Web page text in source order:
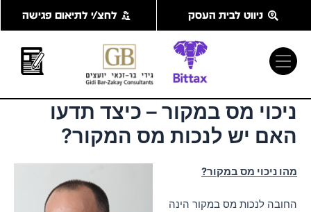
ניווט לבית העסק לחצ/י לתיאום פגישה
ניכוי מס במקור – כיצד תדעו
האם יש לנכות מס המקור?
מהו ניכוי מס במקור?
החובה לנכות מס במקור הינה